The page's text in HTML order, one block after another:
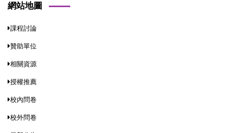
網站地圖
課程討論
贊助單位
相關資源
授權推薦
校內問卷
校外問卷